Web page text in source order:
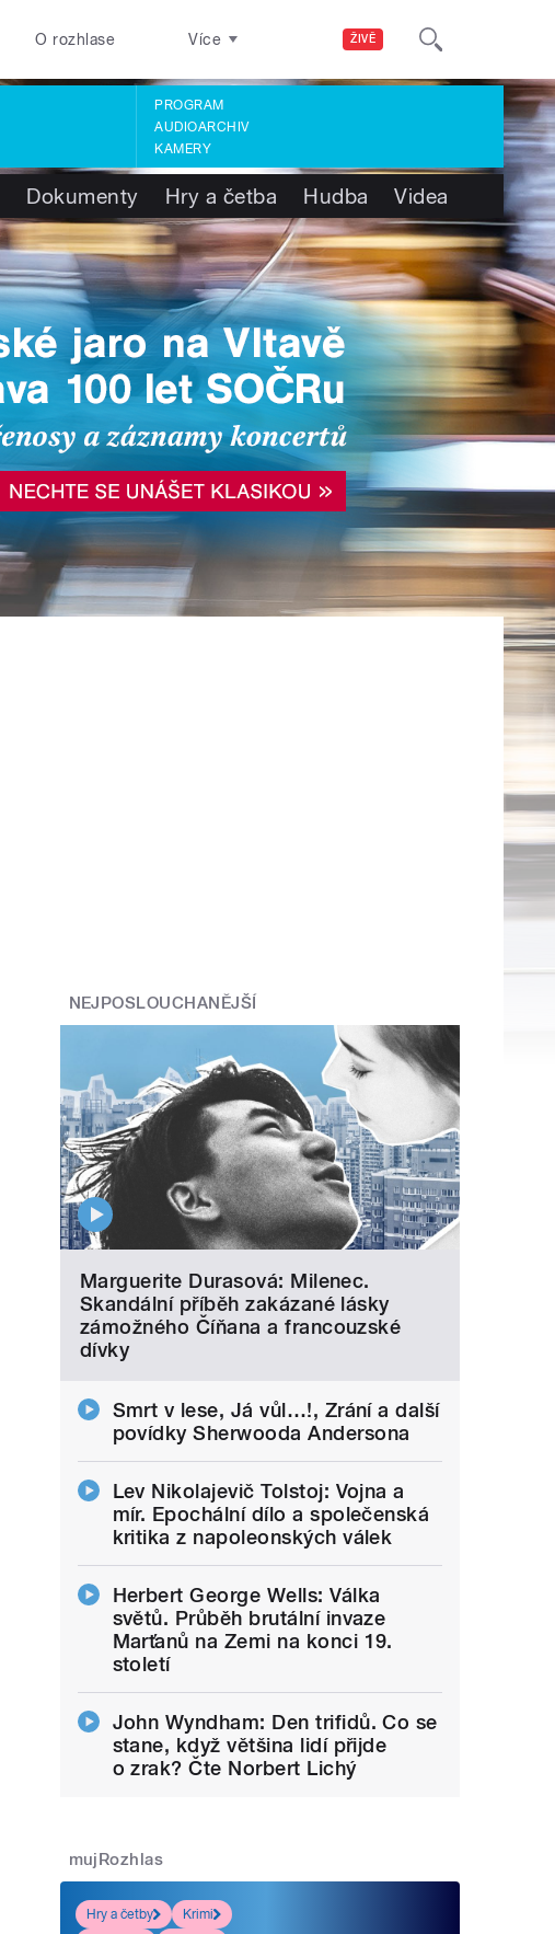
ŽIVĚ
O rozhlase Více
PROGRAM
AUDIOARCHIV
KAMERY
Dokumenty Hry a četba Hudba Videa
NEJPOSLOUCHANĚJŠÍ
Marguerite Durasová: Milenec.
Skandální příběh zakázané lásky
zámožného Číňana a francouzské
dívky
Smrt v lese, Já vůl…!, Zrání a další
povídky Sherwooda Andersona
Lev Nikolajevič Tolstoj: Vojna a
mír. Epochální dílo a společenská
kritika z napoleonských válek
Herbert George Wells: Válka
světů. Průběh brutální invaze
Marťanů na Zemi na konci 19.
století
John Wyndham: Den trifidů. Co se
stane, když většina lidí přijde
o zrak? Čte Norbert Lichý
mujRozhlas
Hry a četby
Krimi